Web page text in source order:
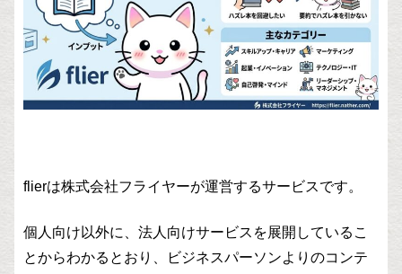
flierは株式会社フライヤーが運営するサービスです。
個人向け以外に、法人向けサービスを展開しているこ
とからわかるとおり、ビジネスパーソンよりのコンテ